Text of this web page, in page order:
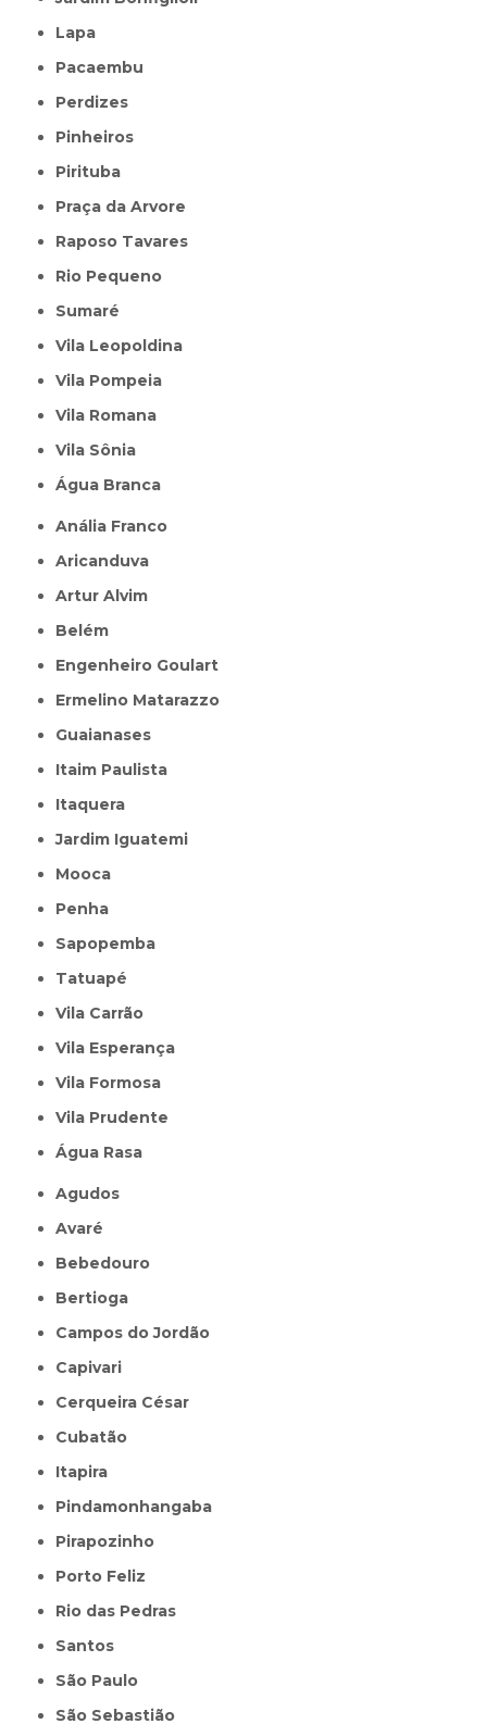
Lapa
Pacaembu
Perdizes
Pinheiros
Pirituba
Praça da Arvore
Raposo Tavares
Rio Pequeno
Sumaré
Vila Leopoldina
Vila Pompeia
Vila Romana
Vila Sônia
Água Branca
Anália Franco
Aricanduva
Artur Alvim
Belém
Engenheiro Goulart
Ermelino Matarazzo
Guaianases
Itaim Paulista
Itaquera
Jardim Iguatemi
Mooca
Penha
Sapopemba
Tatuapé
Vila Carrão
Vila Esperança
Vila Formosa
Vila Prudente
Água Rasa
Agudos
Avaré
Bebedouro
Bertioga
Campos do Jordão
Capivari
Cerqueira César
Cubatão
Itapira
Pindamonhangaba
Pirapozinho
Porto Feliz
Rio das Pedras
Santos
São Paulo
São Sebastião